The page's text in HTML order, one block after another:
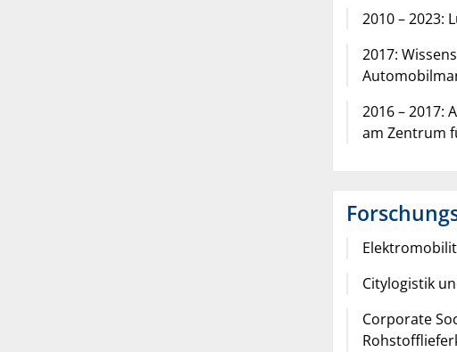
2010 – 2023:
2017:
2016 – 2017:
am Zentrum
Citylogistik
Corporate